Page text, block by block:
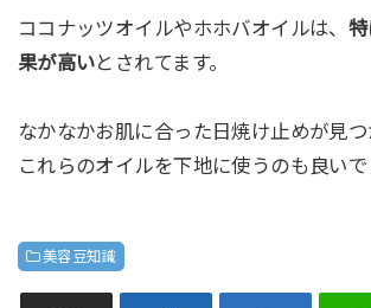
ココナッツオイルやホホバオイルは、
果が高いとされてます。
なかなかお肌に合った日焼け止めが見
これらのオイルを下地に使うのも良いで
美容豆知識